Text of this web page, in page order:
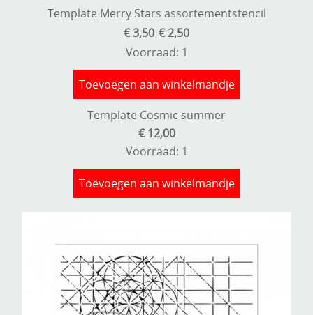
Template Merry Stars assortementstencil
€ 3,50 € 2,50
Voorraad: 1
Toevoegen aan winkelmandje
Template Cosmic summer
€ 12,00
Voorraad: 1
Toevoegen aan winkelmandje